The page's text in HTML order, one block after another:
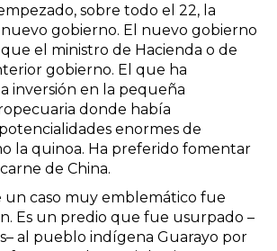
sobre todo el 22, la
gobierno. El nuevo gobierno
que el ministro de Hacienda o de
gobierno. El que ha
inversión en la pequeña
donde había
enormes de
la quinoa. Ha preferido fomentar
de China.
un caso muy emblemático fue
Es un predio que fue usurpado –
al pueblo indígena Guarayo por